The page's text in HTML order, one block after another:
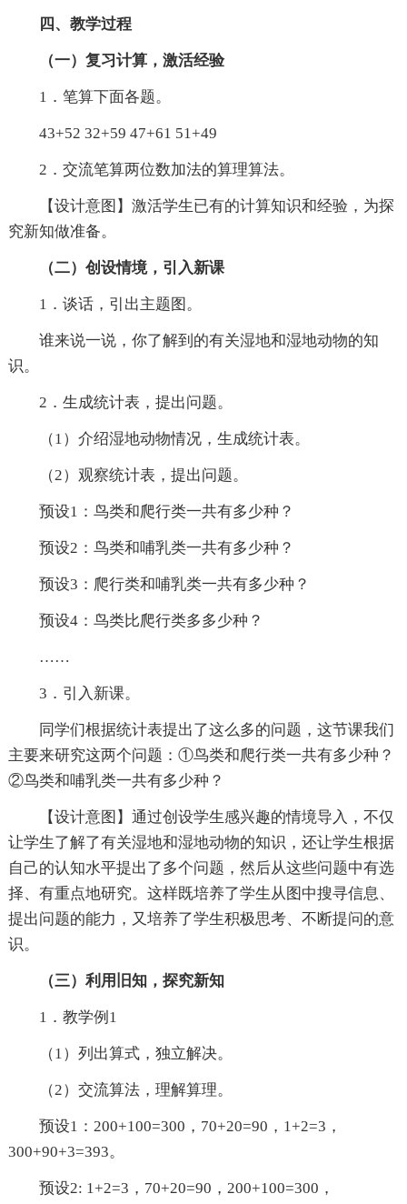
四、教学过程
（一）复习计算，激活经验
1．笔算下面各题。
43+52 32+59 47+61 51+49
2．交流笔算两位数加法的算理算法。
【设计意图】激活学生已有的计算知识和经验，为探
究新知做准备。
（二）创设情境，引入新课
1．谈话，引出主题图。
谁来说一说，你了解到的有关湿地和湿地动物的知
识。
2．生成统计表，提出问题。
（1）介绍湿地动物情况，生成统计表。
（2）观察统计表，提出问题。
预设1：鸟类和爬行类一共有多少种？
预设2：鸟类和哺乳类一共有多少种？
预设3：爬行类和哺乳类一共有多少种？
预设4：鸟类比爬行类多多少种？
……
3．引入新课。
同学们根据统计表提出了这么多的问题，这节课我们
主要来研究这两个问题：①鸟类和爬行类一共有多少种？
②鸟类和哺乳类一共有多少种？
【设计意图】通过创设学生感兴趣的情境导入，不仅
让学生了解了有关湿地和湿地动物的知识，还让学生根据
自己的认知水平提出了多个问题，然后从这些问题中有选
择、有重点地研究。这样既培养了学生从图中搜寻信息、
提出问题的能力，又培养了学生积极思考、不断提问的意
识。
（三）利用旧知，探究新知
1．教学例1
（1）列出算式，独立解决。
（2）交流算法，理解算理。
预设1：200+100=300，70+20=90，1+2=3，
300+90+3=393。
预设2: 1+2=3，70+20=90，200+100=300，